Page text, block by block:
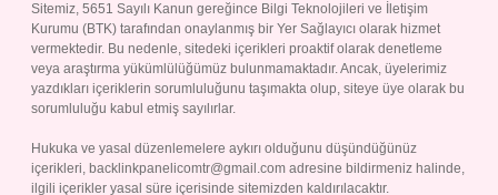
Sitemiz, 5651 Sayılı Kanun gereğince Bilgi Teknolojileri ve İletişim
Kurumu (BTK) tarafından onaylanmış bir Yer Sağlayıcı olarak hizmet
vermektedir. Bu nedenle, sitedeki içerikleri proaktif olarak denetleme
veya araştırma yükümlülüğümüz bulunmamaktadır. Ancak, üyelerimiz
yazdıkları içeriklerin sorumluluğunu taşımakta olup, siteye üye olarak bu
sorumluluğu kabul etmiş sayılırlar.
Hukuka ve yasal düzenlemelere aykırı olduğunu düşündüğünüz
içerikleri, backlinkpanelicomtr@gmail.com adresine bildirmeniz halinde,
ilgili içerikler yasal süre içerisinde sitemizden kaldırılacaktır.